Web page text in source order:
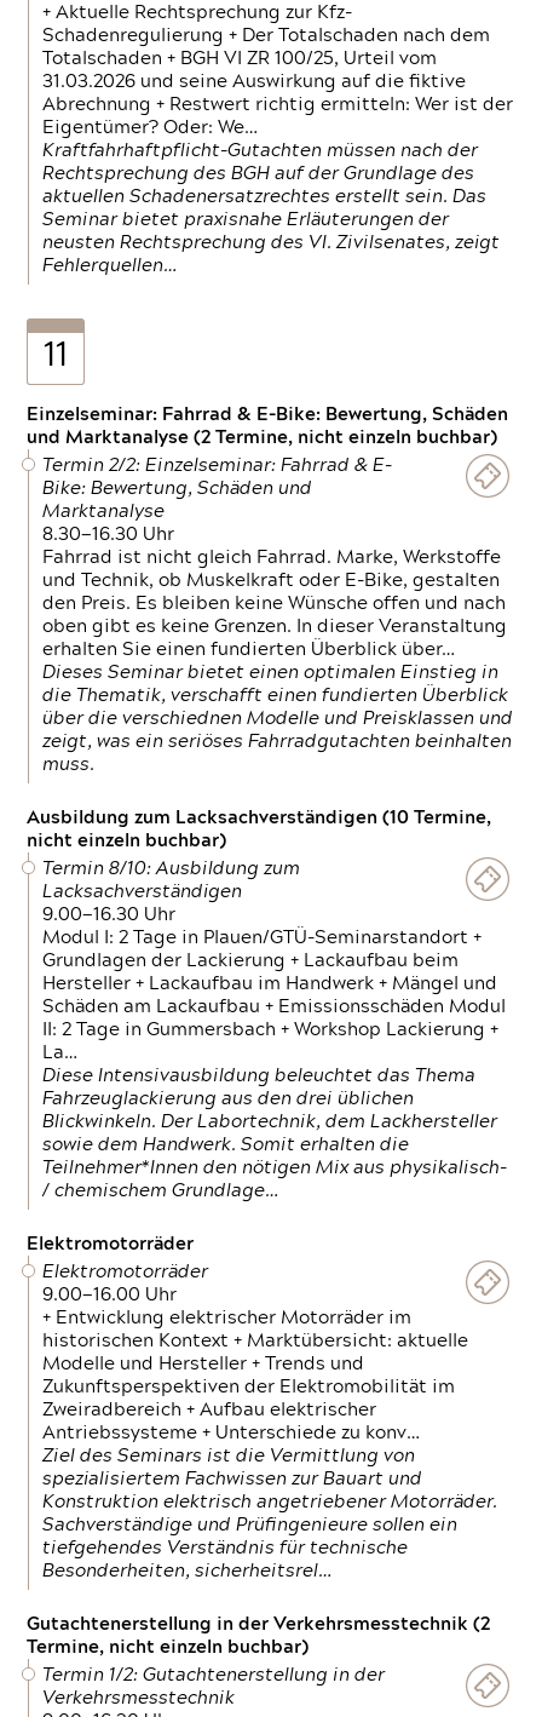
+ Aktuelle Rechtsprechung zur Kfz-
Schadenregulierung + Der Totalschaden nach dem
Totalschaden + BGH VI ZR 100/25, Urteil vom
31.03.2026 und seine Auswirkung auf die fiktive
Abrechnung + Restwert richtig ermitteln: Wer ist der
Eigentümer? Oder: We…
Kraftfahrhaftpflicht-Gutachten müssen nach der
Rechtsprechung des BGH auf der Grundlage des
aktuellen Schadenersatzrechtes erstellt sein. Das
Seminar bietet praxisnahe Erläuterungen der
neusten Rechtsprechung des VI. Zivilsenates, zeigt
Fehlerquellen…
11
Einzelseminar: Fahrrad & E-Bike: Bewertung, Schäden
und Marktanalyse (2 Termine, nicht einzeln buchbar)
Termin 2/2: Einzelseminar: Fahrrad & E-
Bike: Bewertung, Schäden und
Marktanalyse
8.30—16.30 Uhr
Fahrrad ist nicht gleich Fahrrad. Marke, Werkstoffe
und Technik, ob Muskelkraft oder E-Bike, gestalten
den Preis. Es bleiben keine Wünsche offen und nach
oben gibt es keine Grenzen. In dieser Veranstaltung
erhalten Sie einen fundierten Überblick über…
Dieses Seminar bietet einen optimalen Einstieg in
die Thematik, verschafft einen fundierten Überblick
über die verschiednen Modelle und Preisklassen und
zeigt, was ein seriöses Fahrradgutachten beinhalten
muss.
Ausbildung zum Lacksachverständigen (10 Termine,
nicht einzeln buchbar)
Termin 8/10: Ausbildung zum
Lacksachverständigen
9.00—16.30 Uhr
Modul I: 2 Tage in Plauen/GTÜ-Seminarstandort +
Grundlagen der Lackierung + Lackaufbau beim
Hersteller + Lackaufbau im Handwerk + Mängel und
Schäden am Lackaufbau + Emissionsschäden Modul
II: 2 Tage in Gummersbach + Workshop Lackierung +
La…
Diese Intensivausbildung beleuchtet das Thema
Fahrzeuglackierung aus den drei üblichen
Blickwinkeln. Der Labortechnik, dem Lackhersteller
sowie dem Handwerk. Somit erhalten die
Teilnehmer*Innen den nötigen Mix aus physikalisch-
/ chemischem Grundlage…
Elektromotorräder
Elektromotorräder
9.00—16.00 Uhr
+ Entwicklung elektrischer Motorräder im
historischen Kontext + Marktübersicht: aktuelle
Modelle und Hersteller + Trends und
Zukunftsperspektiven der Elektromobilität im
Zweiradbereich + Aufbau elektrischer
Antriebssysteme + Unterschiede zu konv…
Ziel des Seminars ist die Vermittlung von
spezialisiertem Fachwissen zur Bauart und
Konstruktion elektrisch angetriebener Motorräder.
Sachverständige und Prüfingenieure sollen ein
tiefgehendes Verständnis für technische
Besonderheiten, sicherheitsrel…
Gutachtenerstellung in der Verkehrsmesstechnik (2
Termine, nicht einzeln buchbar)
Termin 1/2: Gutachtenerstellung in der
Verkehrsmesstechnik